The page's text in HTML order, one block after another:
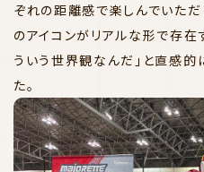
ぞれの距離感で楽しんでいただ
のアイコンがリアルな形で存在
ういう世界観なんだ」と直感
た。